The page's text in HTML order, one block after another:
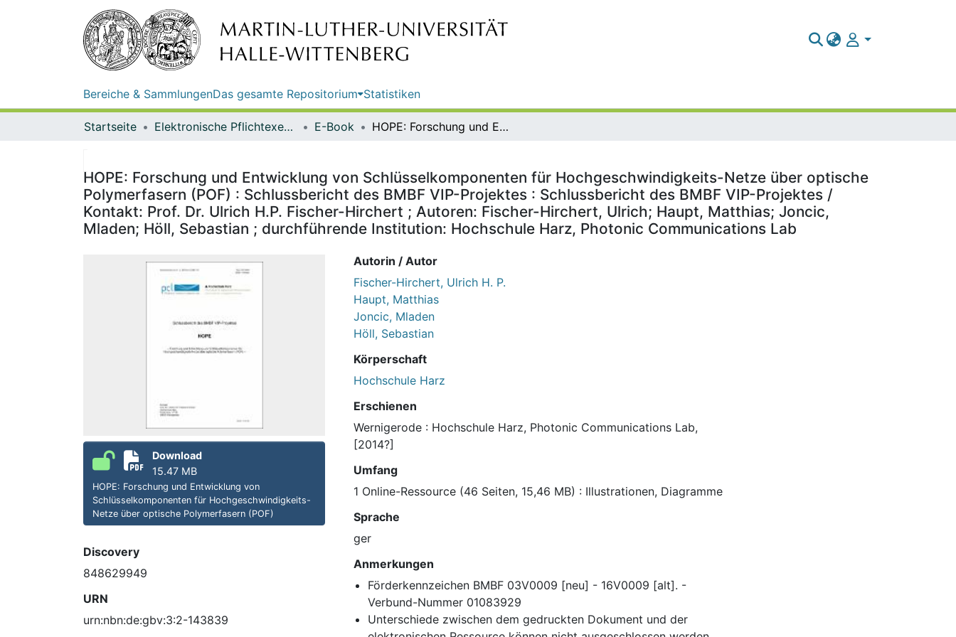
Bereiche & SammlungenDas gesamte Repositorium Statistiken
Startseite Elektronische Pflichtexemplare E-Book HOPE: Forschung und Entwicklung von Schlüsselkomponenten für Hochgeschwindigkeits-Netze über optische Polymerfasern (POF) : Schlussbericht des BMBF VIP-Projektes : Schlussbericht des BMBF VIP-Projektes / Kontakt: Prof. Dr. Ulrich H.P. Fischer-Hirchert ; Autoren: Fischer-Hirchert, Ulrich; Haupt, Matthias; Joncic, Mladen; Höll, Sebastian ; durchführende Institution: Hochschule Harz, Photonic Communications Lab
HOPE: Forschung und Entwicklung von Schlüsselkomponenten für Hochgeschwindigkeits-Netze über optische
Polymerfasern (POF) : Schlussbericht des BMBF VIP-Projektes : Schlussbericht des BMBF VIP-Projektes /
Kontakt: Prof. Dr. Ulrich H.P. Fischer-Hirchert ; Autoren: Fischer-Hirchert, Ulrich; Haupt, Matthias; Joncic,
Mladen; Höll, Sebastian ; durchführende Institution: Hochschule Harz, Photonic Communications Lab
Download
15.47 MB
HOPE: Forschung und Entwicklung von
Schlüsselkomponenten für Hochgeschwindigkeits-
Netze über optische Polymerfasern (POF)
Discovery
848629949
URN
urn:nbn:de:gbv:3:2-143839
Autorin / Autor
Fischer-Hirchert, Ulrich H. P.
Haupt, Matthias
Joncic, Mladen
Höll, Sebastian
Körperschaft
Hochschule Harz
Erschienen
Wernigerode : Hochschule Harz, Photonic Communications Lab,
[2014?]
Umfang
1 Online-Ressource (46 Seiten, 15,46 MB) : Illustrationen, Diagramme
Sprache
ger
Anmerkungen
Förderkennzeichen BMBF 03V0009 [neu] - 16V0009 [alt]. -
Verbund-Nummer 01083929
Unterschiede zwischen dem gedruckten Dokument und der